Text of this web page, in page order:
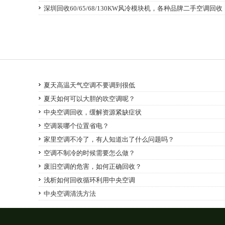
深圳回收60/65/68/130KW风冷模块机，各种品牌二手空调回收
夏天高温天气空调不要调到很低
夏天如何可以大胆的吹空调呢？
中央空调回收，缓解资源紧缺症状
空调装哪个位置省电？
家里空调不冷了，有人知道出了什么问题吗？
空调不制冷的时候需要怎么做？
废旧空调的危害，如何正确回收？
浅析如何回收循环利用中央空调
中央空调清洗方法